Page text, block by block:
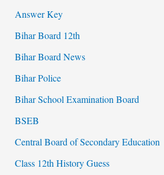
Answer Key
Bihar Board 12th
Bihar Board News
Bihar Police
Bihar School Examination Board
BSEB
Central Board of Secondary Education
Class 12th History Guess